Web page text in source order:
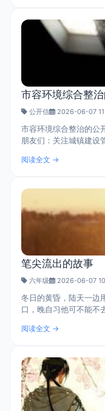
市容环境综合整
公开信 2026-06-07
市容环境综合整治的公
朋友们：关注城镇建设
量显著提高。首先感谢
阅读全文 →
笔尖流出的故事
六年级 2026-06-07
冬日的黄昏，陆天一边
口，晚自习他可不能不
到绿灯了！”正当陆天准
阅读全文 →